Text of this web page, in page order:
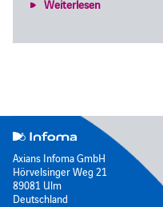
Weiterlesen
Axians Infoma GmbH
Hörvelsinger Weg 21
89081 Ulm
Deutschland